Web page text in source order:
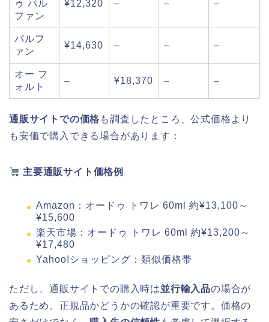
ゥ パル
ファン
¥12,320 – – –
パルフ
ァン
¥14,630 – – –
オー フ
ォルト
– ¥18,370 – –
通販サイトでの価格 も調査したところ、公式価格より
も安価で購入できる場合があります：
主要通販サイト価格例
Amazon：オードゥ トワレ 60ml 約¥13,100～
¥15,600
楽天市場：オードゥ トワレ 60ml 約¥13,200～
¥17,480
Yahoo!ショッピング：類似価格帯
ただし、通販サイトでの購入時は並行輸入品の場合が
あるため、正規品かどうかの確認が重要です。価格の